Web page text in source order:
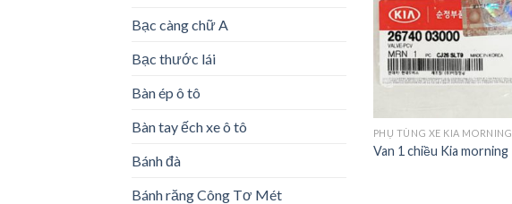
Bạc càng chữ A
Bạc thước lái
Bàn ép ô tô
Bàn tay ếch xe ô tô
Bánh đà
Bánh răng Công Tơ Mét
PHỤ TÙNG XE KIA MORNING
Van 1 chiều Kia morning